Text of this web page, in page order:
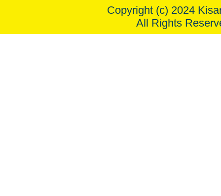
Copyright (c) 2024
All Rights